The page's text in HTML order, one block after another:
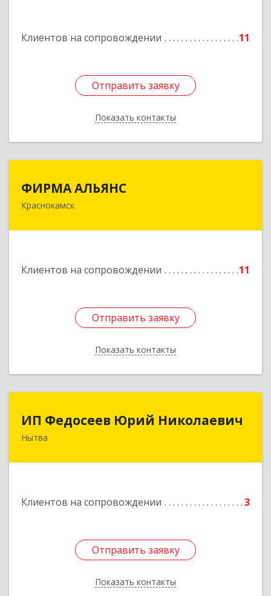
Клиентов на сопровождении 11
Отправить заявку
Показать контакты
Подробнее
Отправить заявку
Назад
ФИРМА АЛЬЯНС
Краснокамск
Клиентов на сопровождении 11
Отправить заявку
Показать контакты
Отправить заявку
Назад
ИП Федосеев Юрий Николаевич
Нытва
Клиентов на сопровождении 3
Отправить заявку
Показать контакты
ИП Федосеев Юрий Николаевич
Отправить заявку
Назад